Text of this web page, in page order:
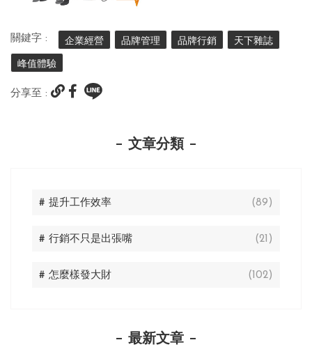
關鍵字 : 企業經營 品牌管理 品牌行銷 天下雜誌
峰值體驗
分享至 :
文章分類
# 提升工作效率 (89)
# 行銷不只是出張嘴 (21)
# 怎麼樣發大財 (102)
最新文章